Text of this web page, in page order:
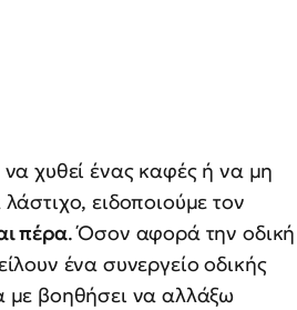
χυθεί ένας καφές ή να μη
ειδοποιούμε τον
πέρα. Όσον αφορά την οδική
ένα συνεργείο οδικής
με βοηθήσει να αλλάξω